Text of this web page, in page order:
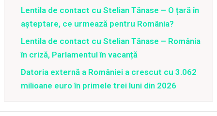
Lentila de contact cu Stelian Tănase – O țară în
așteptare, ce urmează pentru România?
Lentila de contact cu Stelian Tănase – România
în criză, Parlamentul în vacanță
Datoria externă a României a crescut cu 3.062
milioane euro în primele trei luni din 2026